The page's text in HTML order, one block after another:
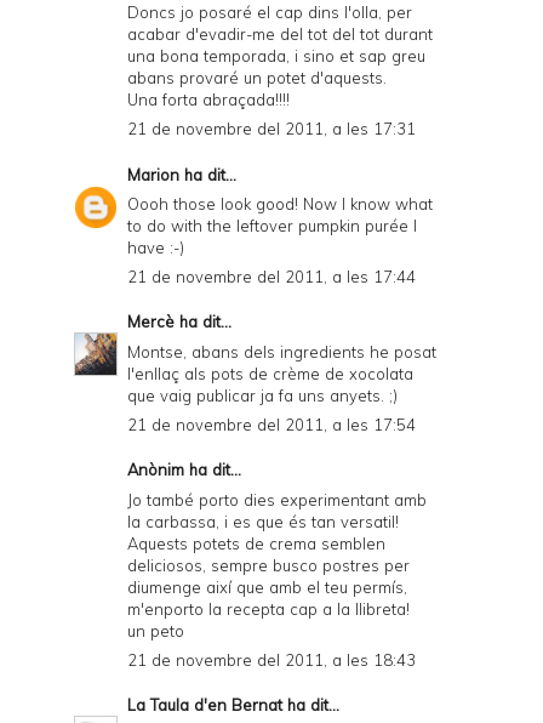
Doncs jo posaré el cap dins l'olla, per
acabar d'evadir-me del tot del tot durant
una bona temporada, i sino et sap greu
abans provaré un potet d'aquests.
Una forta abraçada!!!!
21 de novembre del 2011, a les 17:31
Marion ha dit...
Oooh those look good! Now I know what
to do with the leftover pumpkin purée I
have :-)
21 de novembre del 2011, a les 17:44
Mercè ha dit...
Montse, abans dels ingredients he posat
l'enllaç als pots de crème de xocolata
que vaig publicar ja fa uns anyets. ;)
21 de novembre del 2011, a les 17:54
Anònim ha dit...
Jo també porto dies experimentant amb
la carbassa, i es que és tan versatil!
Aquests potets de crema semblen
deliciosos, sempre busco postres per
diumenge així que amb el teu permís,
m'enporto la recepta cap a la llibreta!
un peto
21 de novembre del 2011, a les 18:43
La Taula d'en Bernatha dit...